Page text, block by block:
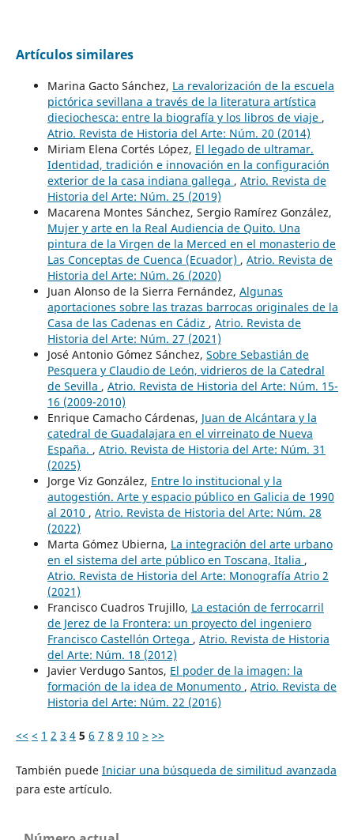
Artículos similares
Marina Gacto Sánchez, La revalorización de la escuela
pictórica sevillana a través de la literatura artística
dieciochesca: entre la biografía y los libros de viaje ,
Atrio. Revista de Historia del Arte: Núm. 20 (2014)
Miriam Elena Cortés López, El legado de ultramar.
Identidad, tradición e innovación en la configuración
exterior de la casa indiana gallega , Atrio. Revista de
Historia del Arte: Núm. 25 (2019)
Macarena Montes Sánchez, Sergio Ramírez González,
Mujer y arte en la Real Audiencia de Quito. Una
pintura de la Virgen de la Merced en el monasterio de
Las Conceptas de Cuenca (Ecuador) , Atrio. Revista de
Historia del Arte: Núm. 26 (2020)
Juan Alonso de la Sierra Fernández, Algunas
aportaciones sobre las trazas barrocas originales de la
Casa de las Cadenas en Cádiz , Atrio. Revista de
Historia del Arte: Núm. 27 (2021)
José Antonio Gómez Sánchez, Sobre Sebastián de
Pesquera y Claudio de León, vidrieros de la Catedral
de Sevilla , Atrio. Revista de Historia del Arte: Núm. 15-
16 (2009-2010)
Enrique Camacho Cárdenas, Juan de Alcántara y la
catedral de Guadalajara en el virreinato de Nueva
España. , Atrio. Revista de Historia del Arte: Núm. 31
(2025)
Jorge Viz González, Entre lo institucional y la
autogestión. Arte y espacio público en Galicia de 1990
al 2010 , Atrio. Revista de Historia del Arte: Núm. 28
(2022)
Marta Gómez Ubierna, La integración del arte urbano
en el sistema del arte público en Toscana, Italia ,
Atrio. Revista de Historia del Arte: Monografía Atrio 2
(2021)
Francisco Cuadros Trujillo, La estación de ferrocarril
de Jerez de la Frontera: un proyecto del ingeniero
Francisco Castellón Ortega , Atrio. Revista de Historia
del Arte: Núm. 18 (2012)
Javier Verdugo Santos, El poder de la imagen: la
formación de la idea de Monumento , Atrio. Revista de
Historia del Arte: Núm. 22 (2016)
<< < 1 2 3 4 5 6 7 8 9 10 > >>
También puede Iniciar una búsqueda de similitud avanzada
para este artículo.